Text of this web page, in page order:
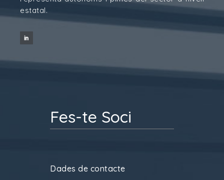
estatal.
Fes-te Soci
Dades de contacte